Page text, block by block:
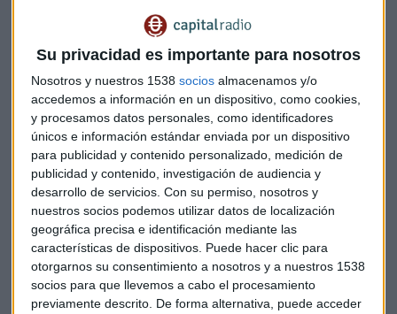
Su privacidad es importante para nosotros
Nosotros y nuestros 1538 socios almacenamos y/o
accedemos a información en un dispositivo, como cookies,
y procesamos datos personales, como identificadores
únicos e información estándar enviada por un dispositivo
para publicidad y contenido personalizado, medición de
publicidad y contenido, investigación de audiencia y
desarrollo de servicios. Con su permiso, nosotros y
nuestros socios podemos utilizar datos de localización
geográfica precisa e identificación mediante las
características de dispositivos. Puede hacer clic para
otorgarnos su consentimiento a nosotros y a nuestros 1538
socios para que llevemos a cabo el procesamiento
previamente descrito. De forma alternativa, puede acceder
Por primera vez en diez años,
el PIB turístico en
2018 crecerá menos que el conjunto de la economía
española: un 2'6% frente al 2'7% del PIB general. La caída
de la demanda extranjera es uno de los motivos.Turquía y
Egipto han recuperado el terreno perdido en el
mediterráneo y le han quitado turistas a España, en especial
de Reino Unido y Alemania, los dos países que más turistas
nos traen.El otro motivo: la caída de la demanda española.
Tanto por el descenso del consumo como por un clima
menos apetecible para las escapadas.
Las pernoctaciones hoteleras han caídomás de un 1% en
el mes de julio. Uno de los culpables: el alquiler de viviendas
para uso turístico, un mercado en auge.